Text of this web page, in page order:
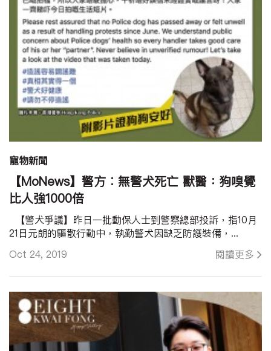
寵物新聞
【MoNews】警方︰無警犬死亡 獸醫：狗嗅覺
比人強1000倍
Oct 24, 2019 閱讀更多
21日元朗的驅散行動中，執勤警犬因缺乏防護裝備，...